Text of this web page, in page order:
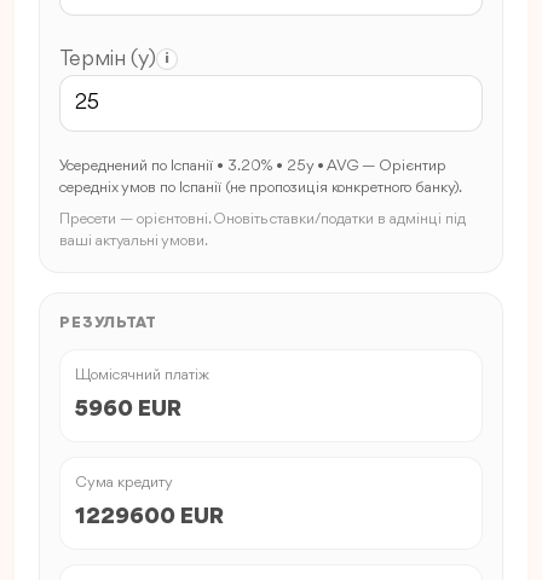
Термін (y) i
Усереднений по Іспанії • 3.20% • 25y • AVG — Орієнтир
середніх умов по Іспанії (не пропозиція конкретного банку).
Пресети — орієнтовні. Оновіть ставки/податки в адмінці під
ваші актуальні умови.
РЕЗУЛЬТАТ
Щомісячний платіж
5960 EUR
Сума кредиту
1229600 EUR